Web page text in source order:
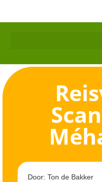
Door: Ton de Bakker